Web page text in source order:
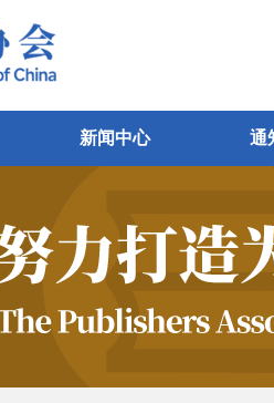
新闻中心 通